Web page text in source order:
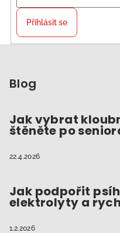
Přihlásit se
Blog
Jak vybrat
štěněte po
22.4.2026
Jak podpořit
elektrolyty a
1.2.2026